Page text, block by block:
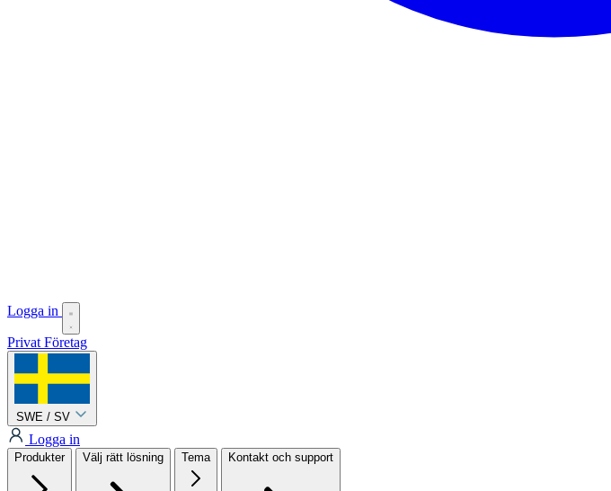
Logga in
Privat Företag
SWE / SV
Logga in
Produkter Välj rätt lösning Tema Kontakt och support